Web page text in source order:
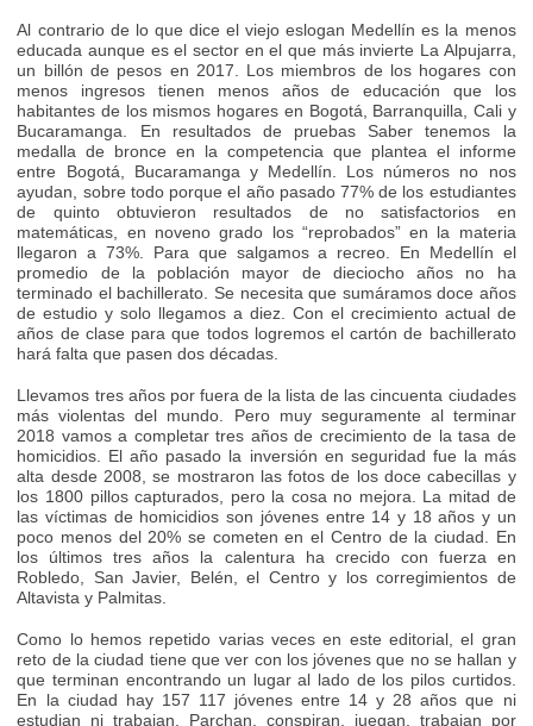
Al contrario de lo que dice el viejo eslogan Medellín es la menos
educada aunque es el sector en el que más invierte La Alpujarra,
un billón de pesos en 2017. Los miembros de los hogares con
menos ingresos tienen menos años de educación que los
habitantes de los mismos hogares en Bogotá, Barranquilla, Cali y
Bucaramanga. En resultados de pruebas Saber tenemos la
medalla de bronce en la competencia que plantea el informe
entre Bogotá, Bucaramanga y Medellín. Los números no nos
ayudan, sobre todo porque el año pasado 77% de los estudiantes
de quinto obtuvieron resultados de no satisfactorios en
matemáticas, en noveno grado los “reprobados” en la materia
llegaron a 73%. Para que salgamos a recreo. En Medellín el
promedio de la población mayor de dieciocho años no ha
terminado el bachillerato. Se necesita que sumáramos doce años
de estudio y solo llegamos a diez. Con el crecimiento actual de
años de clase para que todos logremos el cartón de bachillerato
hará falta que pasen dos décadas.
Llevamos tres años por fuera de la lista de las cincuenta ciudades
más violentas del mundo. Pero muy seguramente al terminar
2018 vamos a completar tres años de crecimiento de la tasa de
homicidios. El año pasado la inversión en seguridad fue la más
alta desde 2008, se mostraron las fotos de los doce cabecillas y
los 1800 pillos capturados, pero la cosa no mejora. La mitad de
las víctimas de homicidios son jóvenes entre 14 y 18 años y un
poco menos del 20% se cometen en el Centro de la ciudad. En
los últimos tres años la calentura ha crecido con fuerza en
Robledo, San Javier, Belén, el Centro y los corregimientos de
Altavista y Palmitas.
Como lo hemos repetido varias veces en este editorial, el gran
reto de la ciudad tiene que ver con los jóvenes que no se hallan y
que terminan encontrando un lugar al lado de los pilos curtidos.
En la ciudad hay 157 117 jóvenes entre 14 y 28 años que ni
estudian ni trabajan. Parchan, conspiran, juegan, trabajan por